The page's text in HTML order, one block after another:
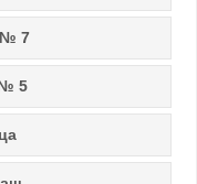
№ 7
5